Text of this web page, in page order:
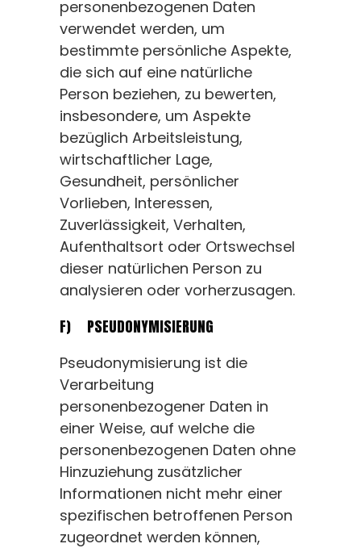
personenbezogenen Daten
verwendet werden, um
bestimmte persönliche Aspekte,
die sich auf eine natürliche
Person beziehen, zu bewerten,
insbesondere, um Aspekte
bezüglich Arbeitsleistung,
wirtschaftlicher Lage,
Gesundheit, persönlicher
Vorlieben, Interessen,
Zuverlässigkeit, Verhalten,
Aufenthaltsort oder Ortswechsel
dieser natürlichen Person zu
analysieren oder vorherzusagen.
F) PSEUDONYMISIERUNG
Pseudonymisierung ist die
Verarbeitung
personenbezogener Daten in
einer Weise, auf welche die
personenbezogenen Daten ohne
Hinzuziehung zusätzlicher
Informationen nicht mehr einer
spezifischen betroffenen Person
zugeordnet werden können,